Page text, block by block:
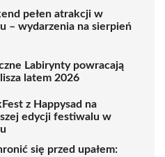
pełen atrakcji w
– wydarzenia na sierpień
Labirynty powracają
latem 2026
z Happysad na
edycji festiwalu w
się przed upałem: